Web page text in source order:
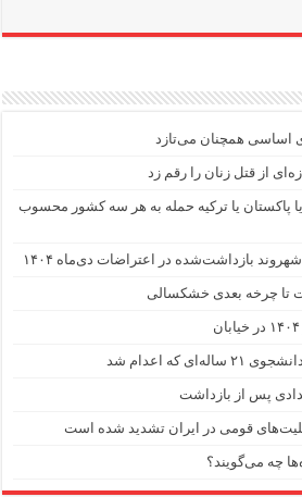
از قتل زنان را رقم زد
پاکستان یا ترکیه حمله به هر سه کشور محسوب
تا چرخه بعدی خشکسالی
که اعدام شد
پس از بازداشت
قومی در ایران تشدید شده است
چه می‌گویند؟